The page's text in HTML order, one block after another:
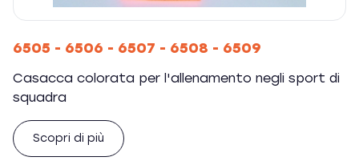
6505 - 6506 - 6507 - 6508 - 6509
Casacca colorata per l'allenamento negli sport di
squadra
Scopri di più